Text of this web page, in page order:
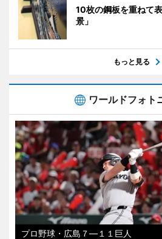
10枚の鋼板を重ねて
景」
もっと見る
ワールドフォト
プロ野球・広島７―１１巨人